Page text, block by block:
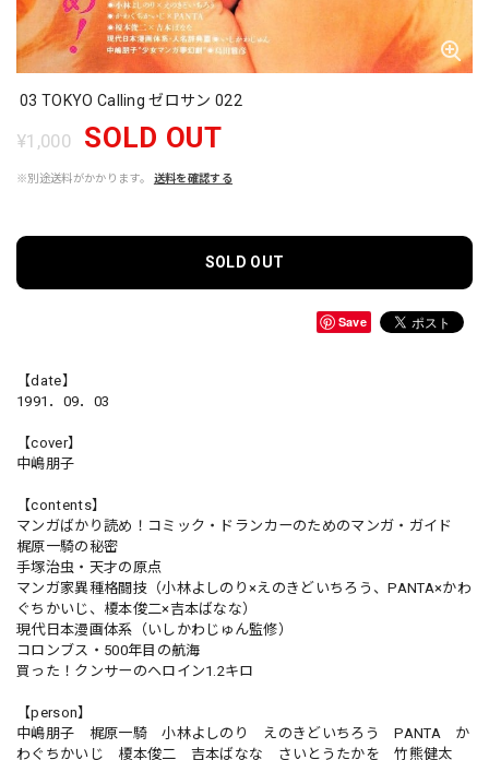
03 TOKYO Calling ゼロサン 022
¥1,000 SOLD OUT
※別途送料がかかります。 送料を確認する
SOLD OUT
Save
【date】
1991．09．03
【cover】
中嶋朋子
【contents】
マンガばかり読め！コミック・ドランカーのためのマンガ・ガイド
梶原一騎の秘密
手塚治虫・天才の原点
マンガ家異種格闘技（小林よしのり×えのきどいちろう、PANTA×かわ
ぐちかいじ、榎本俊二×吉本ばなな）
現代日本漫画体系（いしかわじゅん監修）
コロンブス・500年目の航海
買った！クンサーのヘロイン1.2キロ
【person】
中嶋朋子 梶原一騎 小林よしのり えのきどいちろう PANTA か
わぐちかいじ 榎本俊二 吉本ばなな さいとうたかを 竹熊健太